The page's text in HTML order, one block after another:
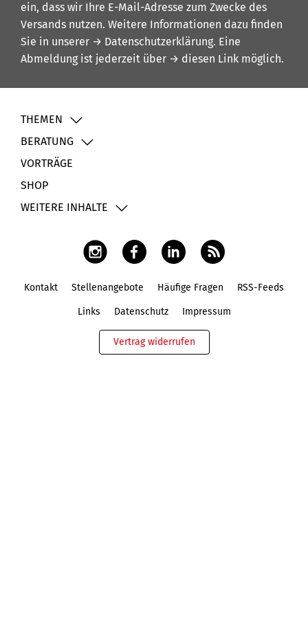
ein, dass wir Ihre E-Mail-Adresse zum Zwecke des
Versands nutzen. Weitere Informationen dazu finden
Sie in unserer → Datenschutzerklärung. Eine
Abmeldung ist jederzeit über → diesen Link möglich.
THEMEN
BERATUNG
VORTRÄGE
SHOP
WEITERE INHALTE
Kontakt Stellenangebote Häufige Fragen RSS-Feeds
Links Datenschutz Impressum
Vertrag widerrufen